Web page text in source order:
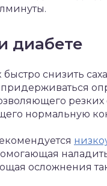
диабете
быстро снизить
резких
нормальную
осложнения